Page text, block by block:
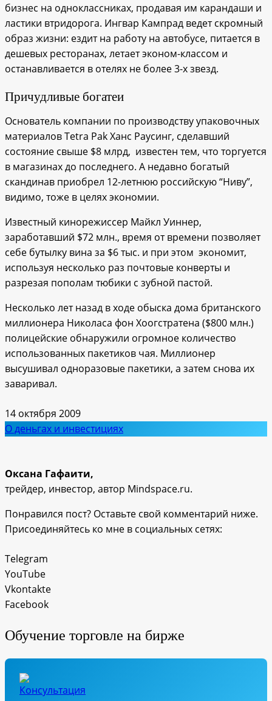
бизнес на одноклассниках, продавая им карандаши и
ластики втридорога. Ингвар Кампрад ведет скромный
образ жизни: ездит на работу на автобусе, питается в
дешевых ресторанах, летает эконом-классом и
останавливается в отелях не более 3-х звезд.
Причудливые богатеи
Основатель компании по производству упаковочных
материалов Tetra Pak Ханс Раусинг, сделавший
состояние свыше $8 млрд, известен тем, что торгуется
в магазинах до последнего. А недавно богатый
скандинав приобрел 12-летнюю российскую “Ниву”,
видимо, тоже в целях экономии.
Известный кинорежиссер Майкл Уиннер,
заработавший $72 млн., время от времени позволяет
себе бутылку вина за $6 тыс. и при этом экономит,
используя несколько раз почтовые конверты и
разрезая пополам тюбики с зубной пастой.
Несколько лет назад в ходе обыска дома британского
миллионера Николаса фон Хоогстратена ($800 млн.)
полицейские обнаружили огромное количество
использованных пакетиков чая. Миллионер
высушивал одноразовые пакетики, а затем снова их
заваривал.
14 октября 2009
О деньгах и инвестициях
Оксана Гафаити,
трейдер, инвестор, автор Mindspace.ru.
Понравился пост? Оставьте свой комментарий ниже.
Присоединяйтесь ко мне в социальных сетях:
Telegram
YouTube
Vkontakte
Facebook
Обучение торговле на бирже